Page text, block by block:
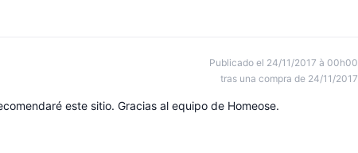
Publicado el 24/11/2017 à 00h00
tras una compra de 24/11/2017
este sitio. Gracias al equipo de Homeose.